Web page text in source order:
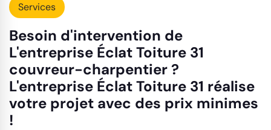
Services
Besoin d'intervention de
L'entreprise Éclat Toiture 31
couvreur-charpentier ?
L'entreprise Éclat Toiture 31 réalise
votre projet avec des prix minimes
!